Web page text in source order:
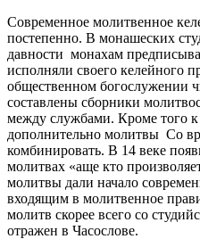
Современное молитвенное
постепенно. В монашеских
давности монахам
исполняли своего келейного
общественном богослужении
составлены сборники
между службами. Кроме того
дополнительно молитвы Со
комбинировать. В 14 веке
молитвах «аще кто
молитвы дали начало
входящим в молитвенное
молитв скорее всего со
отражен в Часослове.